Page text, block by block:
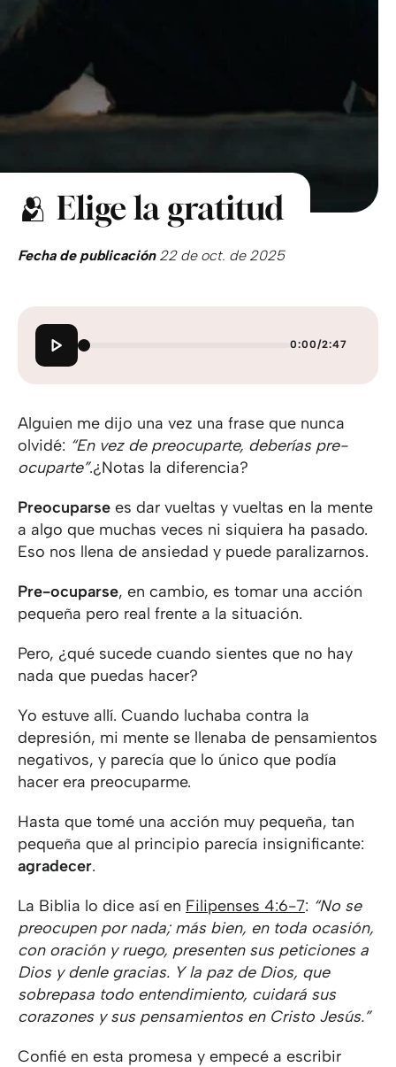
🫂 Elige la gratitud
Fecha de publicación22 de oct. de 2025
0:00/2:47
Alguien me dijo una vez una frase que nunca
olvidé: “En vez de preocuparte, deberías pre-
ocuparte”.¿Notas la diferencia?
Preocuparse es dar vueltas y vueltas en la mente
a algo que muchas veces ni siquiera ha pasado.
Eso nos llena de ansiedad y puede paralizarnos.
Pre-ocuparse, en cambio, es tomar una acción
pequeña pero real frente a la situación.
Pero, ¿qué sucede cuando sientes que no hay
nada que puedas hacer?
Yo estuve allí. Cuando luchaba contra la
depresión, mi mente se llenaba de pensamientos
negativos, y parecía que lo único que podía
hacer era preocuparme.
Hasta que tomé una acción muy pequeña, tan
pequeña que al principio parecía insignificante:
agradecer.
La Biblia lo dice así en Filipenses 4:6-7: “No se
preocupen por nada; más bien, en toda ocasión,
con oración y ruego, presenten sus peticiones a
Dios y denle gracias. Y la paz de Dios, que
sobrepasa todo entendimiento, cuidará sus
corazones y sus pensamientos en Cristo Jesús.”
Confié en esta promesa y empecé a escribir